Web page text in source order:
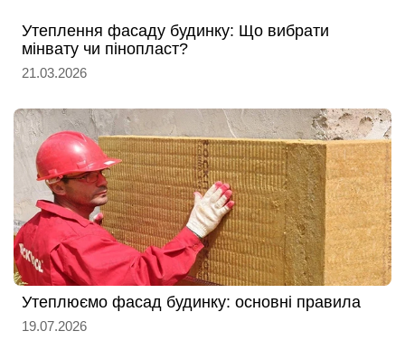
Утеплення фасаду будинку: Що вибрати
мінвату чи пінопласт?
21.03.2026
Утеплюємо фасад будинку: основні правила
19.07.2026